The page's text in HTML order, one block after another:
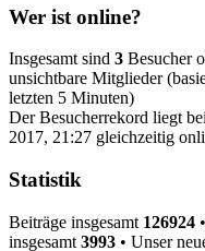
Wer ist online?
Insgesamt sind 3 Besucher
unsichtbare Mitglieder
letzten 5 Minuten)
Der Besucherrekord liegt
2017, 21:27 gleichzeitig
Statistik
Beiträge insgesamt 126924
insgesamt 3993 • Unser